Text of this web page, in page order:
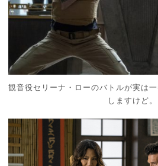
観音役セリーナ・ローのバトルが実は
しますけど。